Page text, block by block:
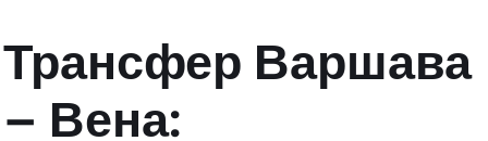
Трансфер Варшава
– Вена: